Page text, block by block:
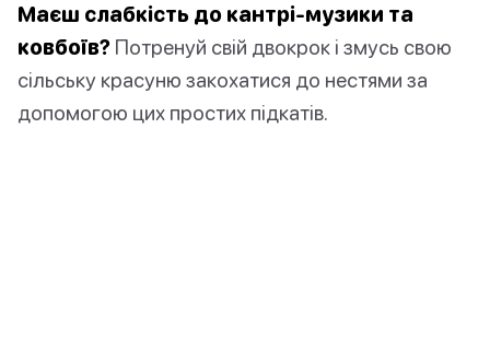
Маєш слабкість до кантрі-музики та
ковбоїв? Потренуй свій двокрок і змусь свою
сільську красуню закохатися до нестями за
допомогою цих простих підкатів.